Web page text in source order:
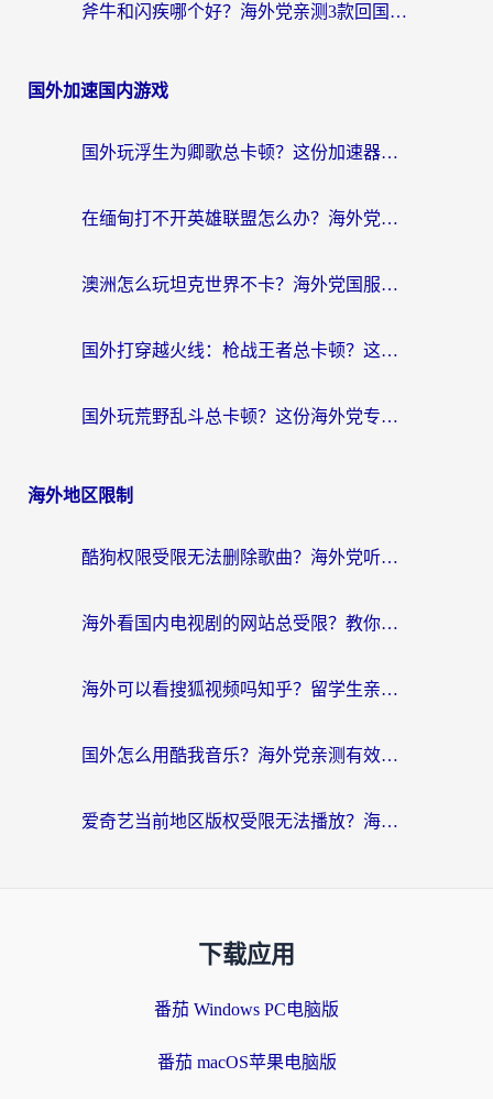
斧牛和闪疾哪个好？海外党亲测3款回国加速器，教你选到不踩坑的那一款
国外加速国内游戏
国外玩浮生为卿歌总卡顿？这份加速器选择指南帮你找回丝滑体验
在缅甸打不开英雄联盟怎么办？海外党亲测有效的国服游戏加速指南
澳洲怎么玩坦克世界不卡？海外党国服游戏加速终极指南（附逆战奇妙碰碰车解决方案）
国外打穿越火线：枪战王者总卡顿？这篇加速器推荐下载指南帮你解决延迟难题
国外玩荒野乱斗总卡顿？这份海外党专属的国服游戏加速攻略请收好
海外地区限制
酷狗权限受限无法删除歌曲？海外党听国内音乐的终极解决方案来了
海外看国内电视剧的网站总受限？教你选对回国加速器，轻松追热剧
海外可以看搜狐视频吗知乎？留学生亲测有效的回国加速器选择指南
国外怎么用酷我音乐？海外党亲测有效的回国加速方案，附千千音乐中文歌收听指南
爱奇艺当前地区版权受限无法播放？海外党追剧看电影的终极解决方案来了
下载应用
番茄 Windows PC电脑版
番茄 macOS苹果电脑版